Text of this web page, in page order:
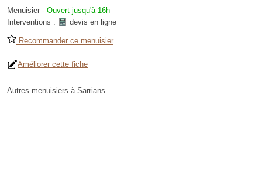
Menuisier - Ouvert jusqu'à 16h
Interventions :
devis en ligne
Recommander ce menuisier
Améliorer cette fiche
Autres menuisiers à Sarrians